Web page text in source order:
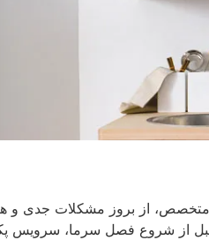
از بروز مشکلات جدی و
از شروع فصل سرما، سرویس